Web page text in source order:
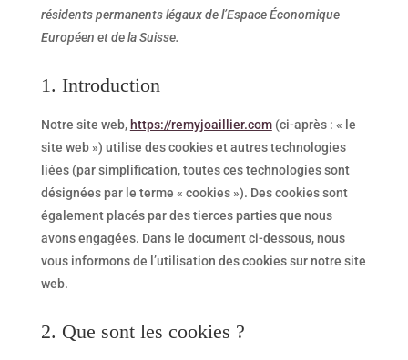
résidents permanents légaux de l’Espace Économique
Européen et de la Suisse.
1. Introduction
Notre site web, https://remyjoaillier.com(ci-après : « le
site web ») utilise des cookies et autres technologies
liées (par simplification, toutes ces technologies sont
désignées par le terme « cookies »). Des cookies sont
également placés par des tierces parties que nous
avons engagées. Dans le document ci-dessous, nous
vous informons de l’utilisation des cookies sur notre site
web.
2. Que sont les cookies ?